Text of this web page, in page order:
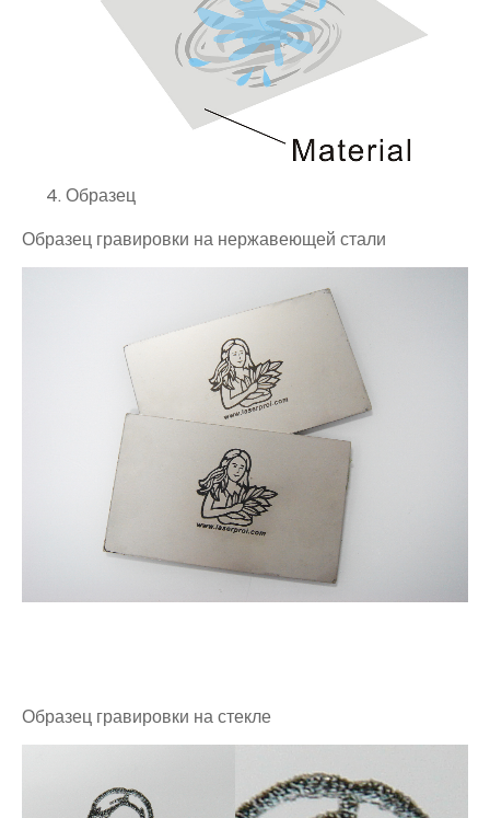
Образец
Образец гравировки на нержавеющей стали
Образец гравировки на стекле